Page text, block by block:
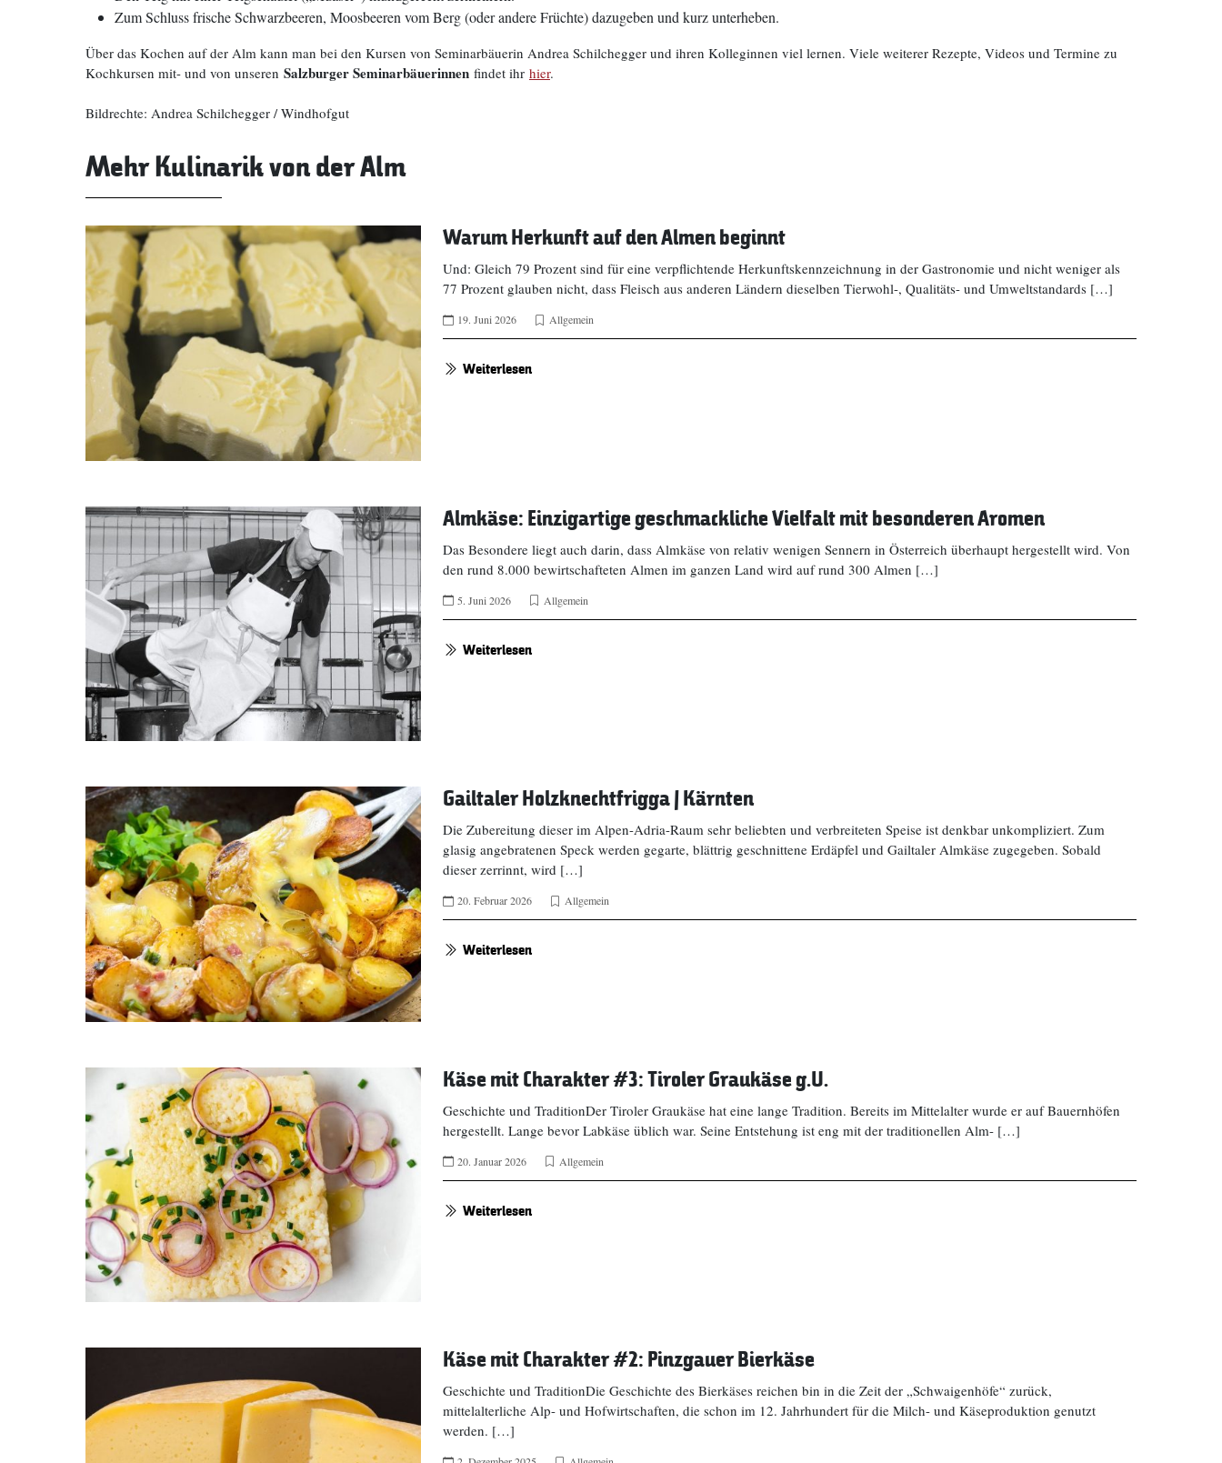
Zum Schluss frische Schwarzbeeren, Moosbeeren vom Berg (oder andere Früchte) dazugeben und kurz unterheben.
Über das Kochen auf der Alm kann man bei den Kursen von Seminarbäuerin Andrea Schilchegger und ihren Kolleginnen viel lernen. Viele weiterer Rezepte, Videos und Termine zu
Kochkursen mit- und von unseren Salzburger Seminarbäuerinnen findet ihr hier.
Bildrechte: Andrea Schilchegger / Windhofgut
Mehr Kulinarik von der Alm
Warum Herkunft auf den Almen beginnt
Und: Gleich 79 Prozent sind für eine verpflichtende Herkunftskennzeichnung in der Gastronomie und nicht weniger als
77 Prozent glauben nicht, dass Fleisch aus anderen Ländern dieselben Tierwohl-, Qualitäts- und Umweltstandards […]
19. Juni 2026 Allgemein
Weiterlesen
Almkäse: Einzigartige geschmackliche Vielfalt mit besonderen Aromen
Das Besondere liegt auch darin, dass Almkäse von relativ wenigen Sennern in Österreich überhaupt hergestellt wird. Von
den rund 8.000 bewirtschafteten Almen im ganzen Land wird auf rund 300 Almen […]
5. Juni 2026 Allgemein
Weiterlesen
Gailtaler Holzknechtfrigga | Kärnten
Die Zubereitung dieser im Alpen-Adria-Raum sehr beliebten und verbreiteten Speise ist denkbar unkompliziert. Zum
glasig angebratenen Speck werden gegarte, blättrig geschnittene Erdäpfel und Gailtaler Almkäse zugegeben. Sobald
dieser zerrinnt, wird […]
20. Februar 2026 Allgemein
Weiterlesen
Käse mit Charakter #3: Tiroler Graukäse g.U.
Geschichte und TraditionDer Tiroler Graukäse hat eine lange Tradition. Bereits im Mittelalter wurde er auf Bauernhöfen
hergestellt. Lange bevor Labkäse üblich war. Seine Entstehung ist eng mit der traditionellen Alm- […]
20. Januar 2026 Allgemein
Weiterlesen
Käse mit Charakter #2: Pinzgauer Bierkäse
Geschichte und TraditionDie Geschichte des Bierkäses reichen bin in die Zeit der „Schwaigenhöfe“ zurück,
mittelalterliche Alp- und Hofwirtschaften, die schon im 12. Jahrhundert für die Milch- und Käseproduktion genutzt
werden. […]